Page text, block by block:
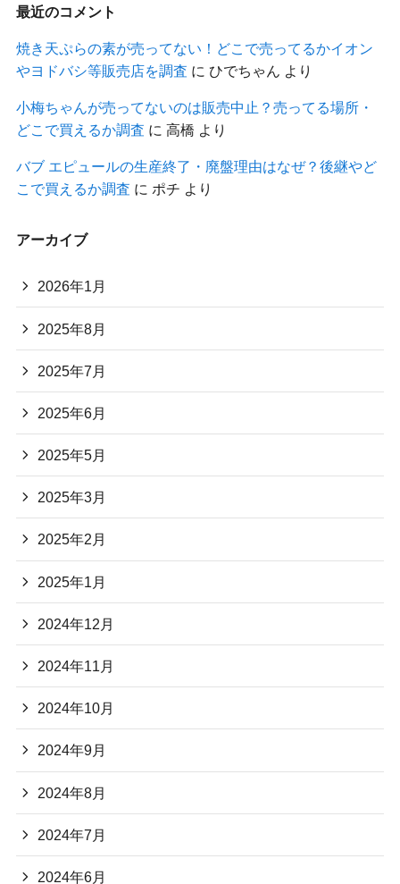
最近のコメント
焼き天ぷらの素が売ってない！どこで売ってるかイオン
やヨドバシ等販売店を調査 に ひでちゃん より
小梅ちゃんが売ってないのは販売中止？売ってる場所・
どこで買えるか調査 に 高橋 より
バブ エピュールの生産終了・廃盤理由はなぜ？後継やど
こで買えるか調査 に ポチ より
アーカイブ
2026年1月
2025年8月
2025年7月
2025年6月
2025年5月
2025年3月
2025年2月
2025年1月
2024年12月
2024年11月
2024年10月
2024年9月
2024年8月
2024年7月
2024年6月